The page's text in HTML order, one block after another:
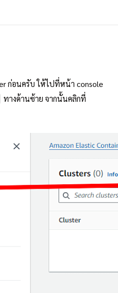
ก่อนครับ ให้ไปที่หน้า console
ทางด้านซ้าย จากนั้นคลิกที่